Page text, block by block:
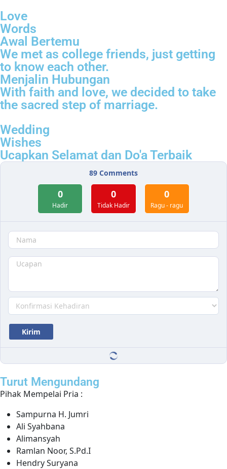
Love
Words
Awal Bertemu
We met as college friends, just getting
to know each other.
Menjalin Hubungan
With faith and love, we decided to take
the sacred step of marriage.
Wedding
Wishes
Ucapkan Selamat dan Do'a Terbaik
89 Comments
0
Hadir
0
Tidak Hadir
0
Ragu - ragu
Turut Mengundang
Pihak Mempelai Pria :
Sampurna H. Jumri
Ali Syahbana
Alimansyah
Ramlan Noor, S.Pd.I
Hendry Suryana